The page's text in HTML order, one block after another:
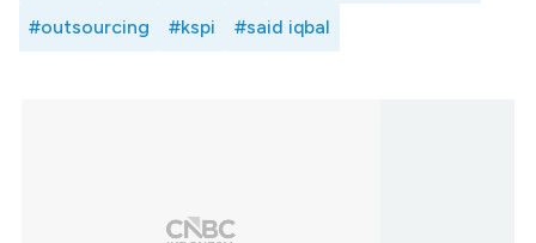
#outsourcing #kspi #said iqbal